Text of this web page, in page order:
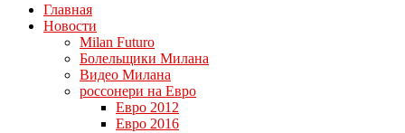
Главная
Новости
Milan Futuro
Болельщики Милана
Видео Милана
россонери на Евро
Евро 2012
Евро 2016